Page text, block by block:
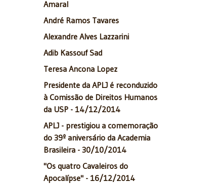
Amaral
André Ramos Tavares
Alexandre Alves Lazzarini
Adib Kassouf Sad
Teresa Ancona Lopez
Presidente da APLJ é reconduzido
à Comissão de Direitos Humanos
da USP - 14/12/2014
APLJ - prestigiou a comemoração
do 39º aniversário da Academia
Brasileira - 30/10/2014
"Os quatro Cavaleiros do
Apocalípse" - 16/12/2014